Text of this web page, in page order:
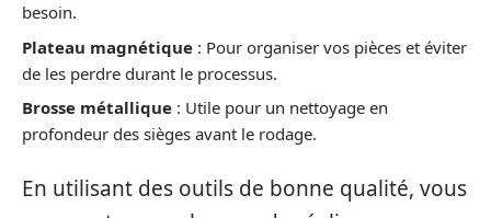
besoin.
Plateau magnétique : Pour organiser vos pièces et éviter
de les perdre durant le processus.
Brosse métallique : Utile pour un nettoyage en
profondeur des sièges avant le rodage.
En utilisant des outils de bonne qualité, vous